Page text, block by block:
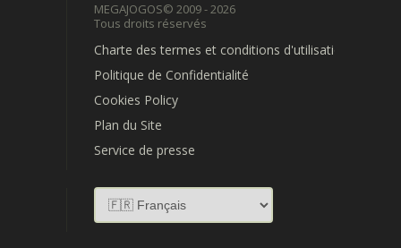
MEGAJOGOS© 2009 - 2026
Tous droits réservés
Charte des termes et conditions d'utilisation
Politique de Confidentialité
Cookies Policy
Plan du Site
Service de presse